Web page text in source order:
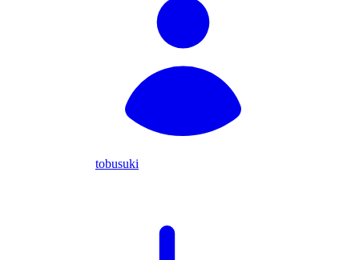
tobusuki